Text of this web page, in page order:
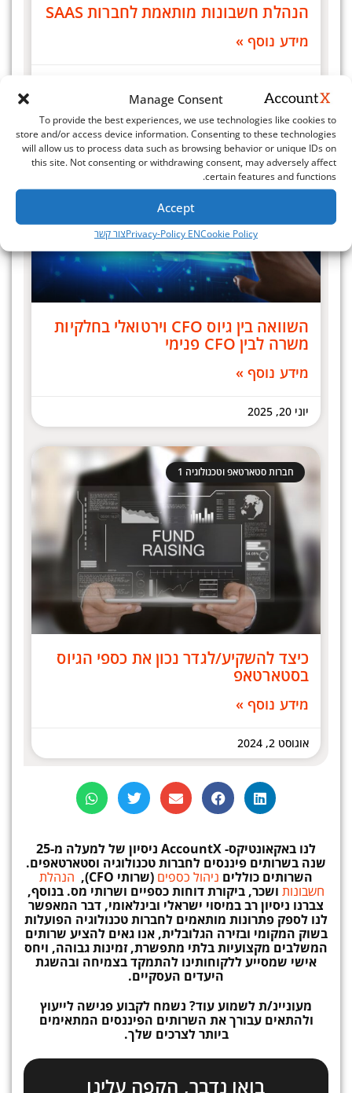
Manage Consent
To provide the best experiences, we use technologies like cookies to
store and/or access device information. Consenting to these technologies
will allow us to process data such as browsing behavior or unique IDs on
this site. Not consenting or withdrawing consent, may adversely affect
certain features and functions.
Accept
Cookie Policy
Privacy-Policy ENצור קשר
הנהלת חשבונות מותאמת לחברות SAAS
מידע נוסף »
חברות סטארטאפ וטכנולוגיה 1
השוואה בין גיוס CFO וירטואלי בחלקיות
משרה לבין CFO פנימי
מידע נוסף »
יוני 20, 2025
חברות סטארטאפ וטכנולוגיה 1
כיצד להשקיע/לגדר נכון את כספי הגיוס
בסטארטאפ
מידע נוסף »
אוגוסט 2, 2024
לנו באקאונטיקס-AccountX ניסיון
של למעלה מ-25
שנה בשרותים פיננסים לחברות טכנולוגיה וסטארטאפים.
השרותים כוללים ניהול כספים (שרותי CFO),
הנהלת
חשבונות ושכר, ביקורת דוחות כספיים ושרותי מס. בנוסף,
צברנו ניסיון רב במיסוי ישראלי ובינלאומי, דבר המאפשר
לנו לספק פתרונות מותאמים לחברות טכנולוגיה הפועלות
בשוק המקומי ובזירה הגלובלית, אנו גאים להציע שרותים
המשלבים מקצועיות בלתי מתפשרת, זמינות גבוהה, ויחס
אישי שמסייע ללקוחותינו להתמקד בצמיחה ובהשגת
היעדים העסקיים.
מעוניינ/ת לשמוע עוד? נשמח לקבוע פגישה לייעוץ
ולהתאים עבורך את השרותים הפיננסים המתאימים
ביותר לצרכים שלך.
בואו נדבר, הקפה עלינו